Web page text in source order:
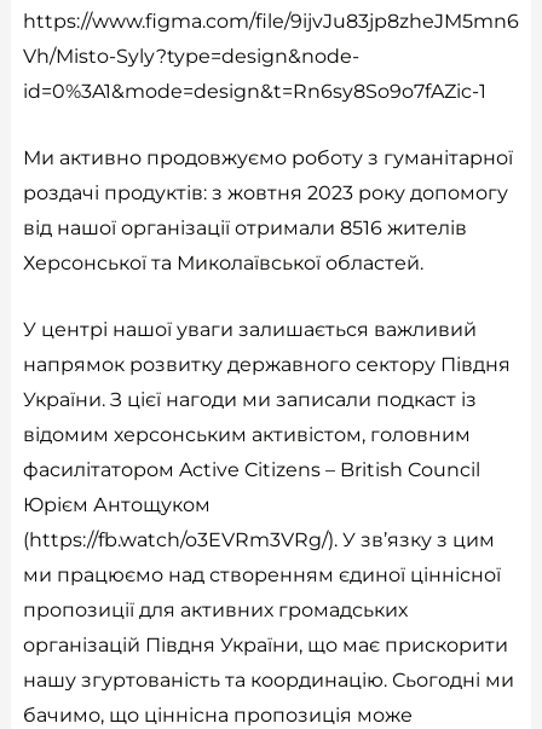
https://www.figma.com/file/9ijvJu83jp8zheJM5mn6
Vh/Misto-Syly?type=design&node-
id=0%3A1&mode=design&t=Rn6sy8So9o7fAZic-1
Ми активно продовжуємо роботу з гуманітарної
роздачі продуктів: з жовтня 2023 року допомогу
від нашої організації отримали 8516 жителів
Херсонської та Миколаївської областей.
У центрі нашої уваги залишається важливий
напрямок розвитку державного сектору Півдня
України. З цієї нагоди ми записали подкаст із
відомим херсонським активістом, головним
фасилітатором Active Citizens – British Council
Юрієм Антощуком
(https://fb.watch/o3EVRm3VRg/). У зв’язку з цим
ми працюємо над створенням єдиної ціннісної
пропозиції для активних громадських
організацій Півдня України, що має прискорити
нашу згуртованість та координацію. Сьогодні ми
бачимо, що ціннісна пропозиція може